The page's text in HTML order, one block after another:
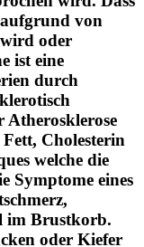
von
oder
ist eine
durch
Atherosklerose
Cholesterin
welche die
Symptome eines
im Brustkorb.
oder Kiefer